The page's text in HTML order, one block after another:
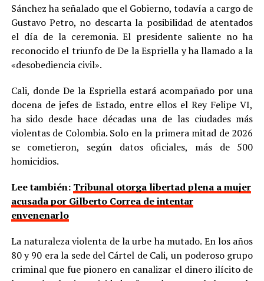
Sánchez ha señalado que el Gobierno, todavía a cargo de
Gustavo Petro, no descarta la posibilidad de atentados
el día de la ceremonia. El presidente saliente no ha
reconocido el triunfo de De la Espriella y ha llamado a la
«desobediencia civil».
Cali, donde De la Espriella estará acompañado por una
docena de jefes de Estado, entre ellos el Rey Felipe VI,
ha sido desde hace décadas una de las ciudades más
violentas de Colombia. Solo en la primera mitad de 2026
se cometieron, según datos oficiales, más de 500
homicidios.
Lee también: Tribunal otorga libertad plena a mujer
acusada por Gilberto Correa de intentar
envenenarlo
La naturaleza violenta de la urbe ha mutado. En los años
80 y 90 era la sede del Cártel de Cali, un poderoso grupo
criminal que fue pionero en canalizar el dinero ilícito de